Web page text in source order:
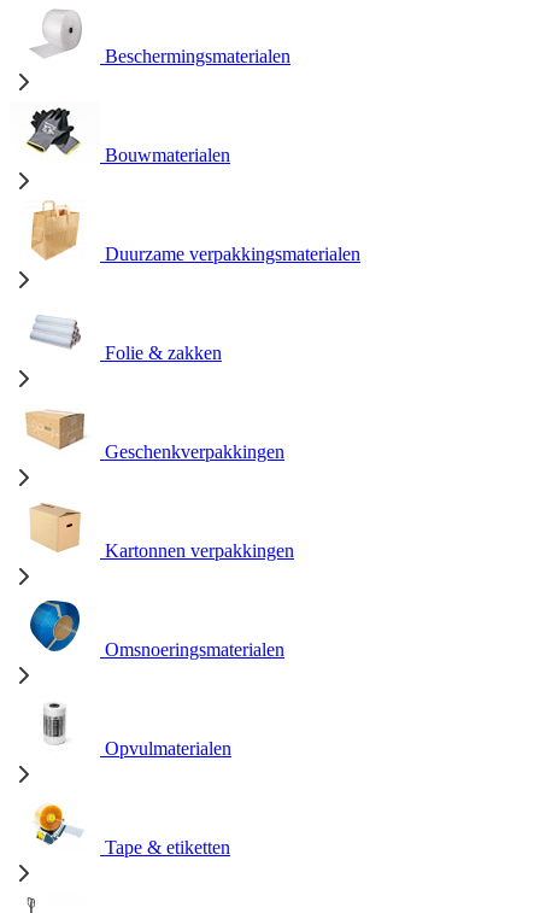
Beschermingsmaterialen
Bouwmaterialen
Duurzame verpakkingsmaterialen
Folie & zakken
Geschenkverpakkingen
Kartonnen verpakkingen
Omsnoeringsmaterialen
Opvulmaterialen
Tape & etiketten